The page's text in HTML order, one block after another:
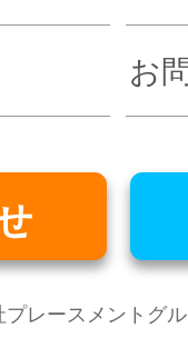
お
レースメントグ